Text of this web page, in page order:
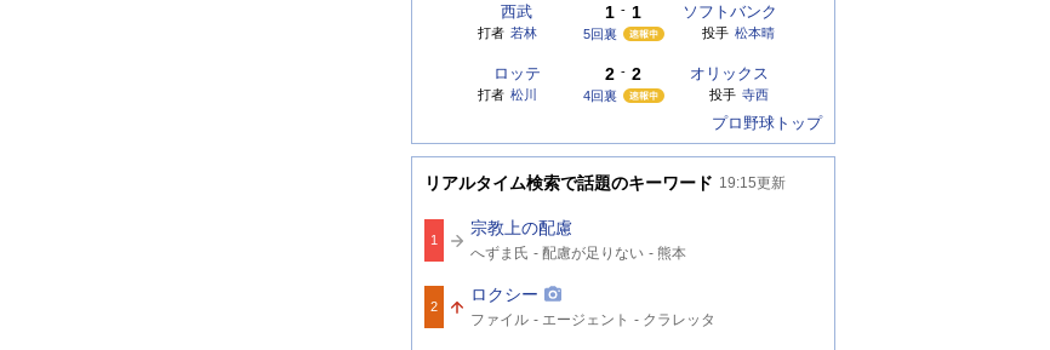
西武 ソフトバンク
5回裏
1 - 1
打者 若林 投手 松本晴
ロッテ オリックス
4回裏
2 - 2
打者 松川 投手 寺西
プロ野球トップ
リアルタイム検索で話題のキーワード 19:15更新
1
宗教上の配慮
連
ー
ド
へずま氏 配慮が足りない 熊本
2
ロクシー
関
連
ファイル エージェント クラレッタ